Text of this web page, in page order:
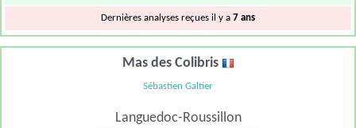
Dernières analyses reçues il y a 7 ans
Mas des Colibris
Sébastien Galtier
Languedoc-Roussillon